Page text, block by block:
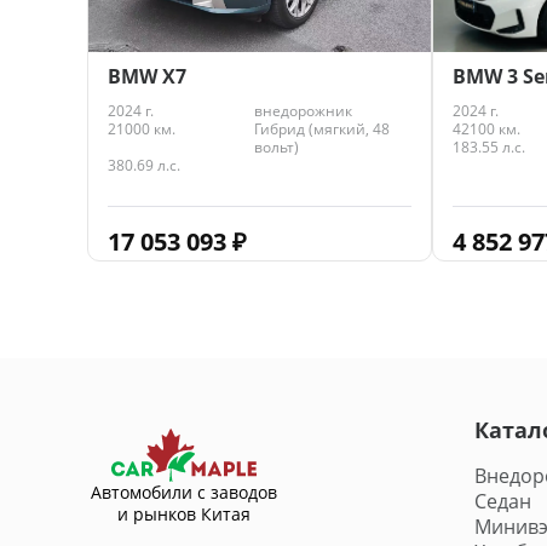
BMW X7
2024 г.
внедорожник
21000 км.
Гибрид (мягкий, 48
вольт)
380.69 л.с.
17 053 093₽
BMW 3
2024 г.
42100 км.
183.55 л.с.
4 852
Автомобили с заводов
и рынков Китая
Седан